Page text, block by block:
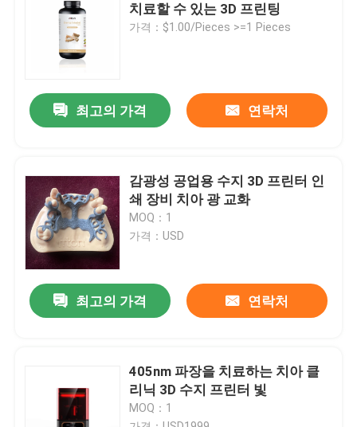
제품 소개
회사 소개
공장 투어
연락처
뉴스
모든 케이스
레이저는 3D 프린터를 금속을 입힙니다
치아 금속 3D 프린터
치료할 수 있는 3D 프린팅
가격：$1.00/Pieces >=1 Pieces
최고의 가격 연락처
감광성 공업용 수지 3D 프린터 인
쇄 장비 치아 광 교화
MOQ：1
가격：USD
최고의 가격 연락처
405nm 파장을 치료하는 치아 클
리닉 3D 수지 프린터 빛
MOQ：1